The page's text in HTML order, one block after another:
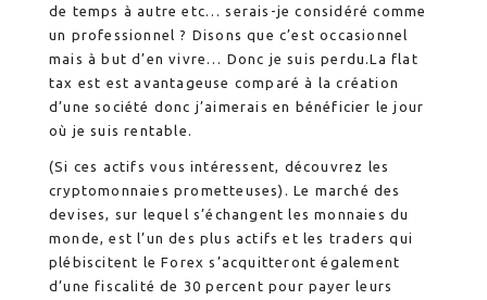
de temps à autre etc… serais-je considéré comme
un professionnel ? Disons que c’est occasionnel
mais à but d’en vivre… Donc je suis perdu.La flat
tax est est avantageuse comparé à la création
d’une société donc j’aimerais en bénéficier le jour
où je suis rentable.
(Si ces actifs vous intéressent, découvrez les
cryptomonnaies prometteuses). Le marché des
devises, sur lequel s’échangent les monnaies du
monde, est l’un des plus actifs et les traders qui
plébiscitent le Forex s’acquitteront également
d’une fiscalité de 30 percent pour payer leurs